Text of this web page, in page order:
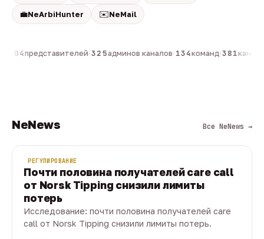
💼NeArbiHunter ✉️NeMail
804представителей·325админов каналов·134команд·381
NeNews Все NeNews →
РЕГУЛИРОВАНИЕ
Почти половина получателей care call
от Norsk Tipping снизили лимиты
потерь
Исследование: почти половина получателей care
call от Norsk Tipping снизили лимиты потерь.